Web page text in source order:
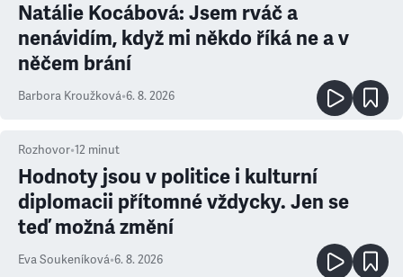
Natálie Kocábová: Jsem rváč a
nenávidím, když mi někdo říká ne a v
něčem brání
Barbora Kroužková•6. 8. 2026
Rozhovor•12 minut
Hodnoty jsou v politice i kulturní
diplomacii přítomné vždycky. Jen se
teď možná změní
Eva Soukeníková•6. 8. 2026